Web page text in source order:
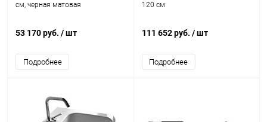
см, черная матовая
53 170 руб. / шт
Подробнее
120 см
111 652 руб. / шт
Подробнее